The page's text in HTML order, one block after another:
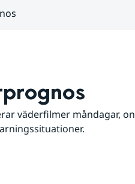
väderfilmer måndagar,